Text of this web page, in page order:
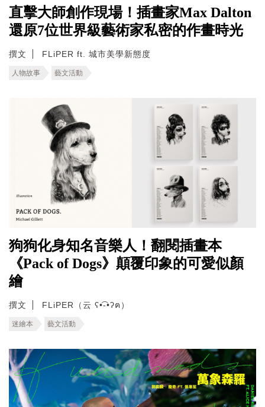
直擊大師創作現場！插畫家Max Dalton
還原7位世界級藝術家私密的作畫時光
撰文 FLiPER ft. 城市美學新態度
人物故事 藝文活動
狗狗化身知名音樂人！翻閱插畫本
《Pack of Dogs》顛覆印象的可愛似顏
繪
撰文 FLiPER（云 ʕ•͡-•ʔฅ）
迷繪本 藝文活動